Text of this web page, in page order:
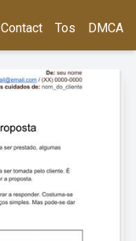
Contact Tos DMCA